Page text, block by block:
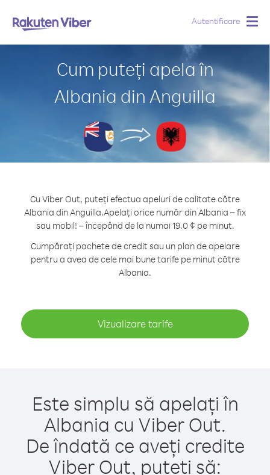
Autentificare
Cum puteți apela în
Albania din Anguilla
Cu Viber Out, puteți efectua apeluri de calitate către
Albania din Anguilla.Apelați orice număr din Albania – fix
sau mobil! – începând de la numai 19.0 ¢ pe minut.
Cumpărați pachete de credit sau un plan de apelare
pentru a avea de cele mai bune tarife pe minut către
Albania.
Vizualizare tarife
Este simplu să apelați în
Albania cu Viber Out.
De îndată ce aveți credite
Viber Out, puteți să: